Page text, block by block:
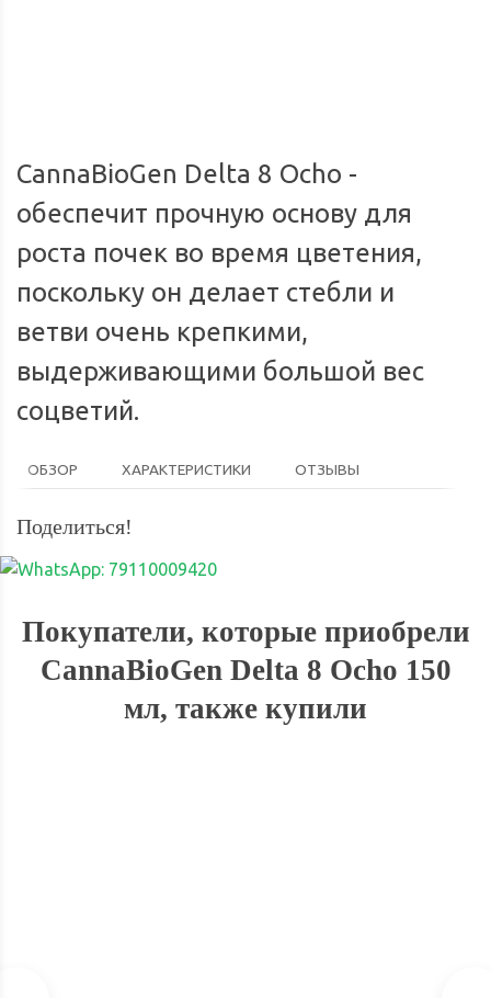
CannaBioGen Delta 8 Ocho -
обеспечит прочную основу для
роста почек во время цветения,
поскольку он делает стебли и
ветви очень крепкими,
выдерживающими большой вес
соцветий.
ОБЗОР ХАРАКТЕРИСТИКИ ОТЗЫВЫ
Поделиться!
Покупатели, которые приобрели
CannaBioGen Delta 8 Ocho 150
мл, также купили